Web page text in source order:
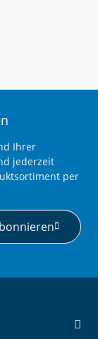
Ihrer
jederzeit
per